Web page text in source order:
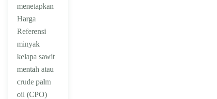
menetapkan
Harga
Referensi
minyak
kelapa sawit
mentah atau
crude palm
oil (CPO)